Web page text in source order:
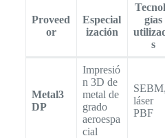
Proveed
or
Especial
ización
gías
s
Metal3
DP
Impresió
n 3D de
metal de
grado
aeroespa
cial
SEBM,
láser
PBF